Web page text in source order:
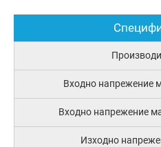
Входно напрежение
Входно напрежение
Изходно